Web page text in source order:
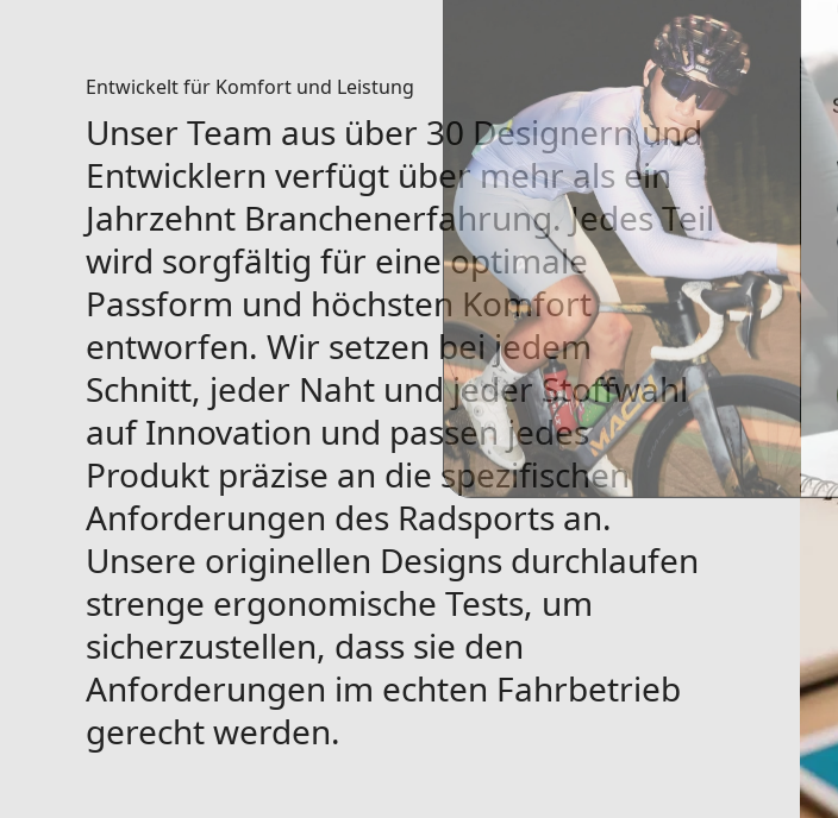
Entwickelt für Komfort und Leistung
Unser Team aus über 30 Designern und
Entwicklern verfügt über mehr als ein
Jahrzehnt Branchenerfahrung. Jedes Teil
wird sorgfältig für eine optimale
Passform und höchsten Komfort
entworfen. Wir setzen bei jedem
Schnitt, jeder Naht und jeder Stoffwahl
auf Innovation und passen jedes
Produkt präzise an die spezifischen
Anforderungen des Radsports an.
Unsere originellen Designs durchlaufen
strenge ergonomische Tests, um
sicherzustellen, dass sie den
Anforderungen im echten Fahrbetrieb
gerecht werden.